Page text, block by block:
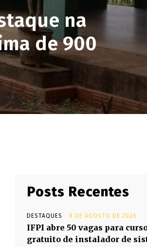
na
de 900
Posts Recentes
DESTAQUES 8 DE AGOSTO DE 2026
IFPI abre 50 vagas para
gratuito de instalador de